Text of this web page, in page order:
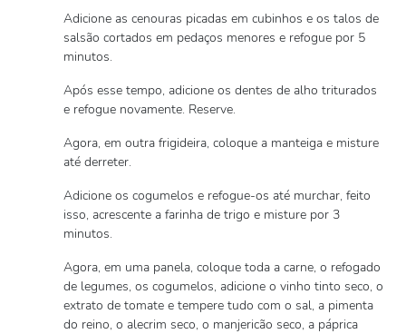
Adicione as cenouras picadas em cubinhos e os talos de
salsão cortados em pedaços menores e refogue por 5
minutos.
Após esse tempo, adicione os dentes de alho triturados
e refogue novamente. Reserve.
Agora, em outra frigideira, coloque a manteiga e misture
até derreter.
Adicione os cogumelos e refogue-os até murchar, feito
isso, acrescente a farinha de trigo e misture por 3
minutos.
Agora, em uma panela, coloque toda a carne, o refogado
de legumes, os cogumelos, adicione o vinho tinto seco, o
extrato de tomate e tempere tudo com o sal, a pimenta
do reino, o alecrim seco, o manjericão seco, a páprica